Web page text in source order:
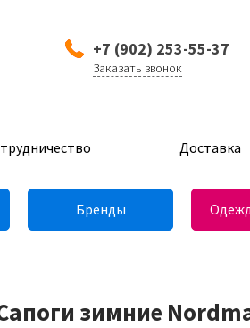
+7 (902) 253-55-37
Заказать звонок
Доставка
Бренды
зимние